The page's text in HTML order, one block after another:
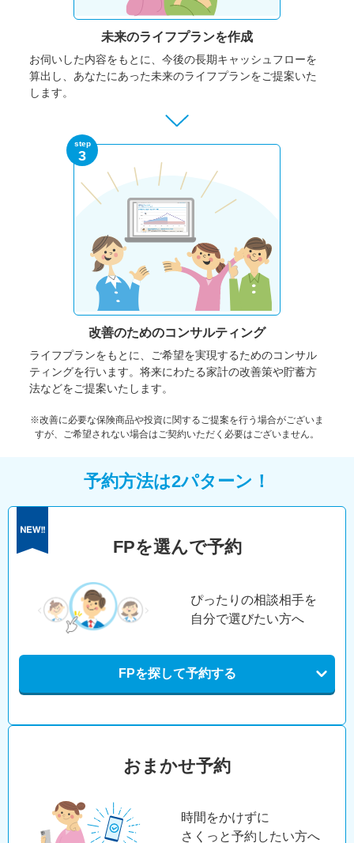
未来のライフプランを作成
お伺いした内容をもとに、今後の長期キャッシュフローを
算出し、あなたにあった未来のライフプランをご提案いた
します。
step
3
改善のためのコンサルティング
ライフプランをもとに、ご希望を実現するためのコンサル
ティングを行います。将来にわたる家計の改善策や貯蓄方
法などをご提案いたします。
※改善に必要な保険商品や投資に関するご提案を行う場合がございま
すが、ご希望されない場合はご契約いただく必要はございません。
予約方法は2パターン！
FPを選んで予約
ぴったりの相談相手を
自分で選びたい方へ
FPを探して予約する
おまかせ予約
時間をかけずに
さくっと予約したい方へ